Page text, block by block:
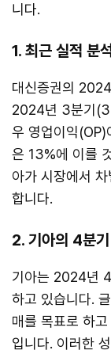
니다.
1. 최근 실적 분
대신증권의
2024년 3분기
우 영업이익
은 13%에 이를
아가 시장에서
합니다.
2. 기아의 4분
기아는 2024년
하고 있습니다.
매를 목표로 하
입니다. 이러한